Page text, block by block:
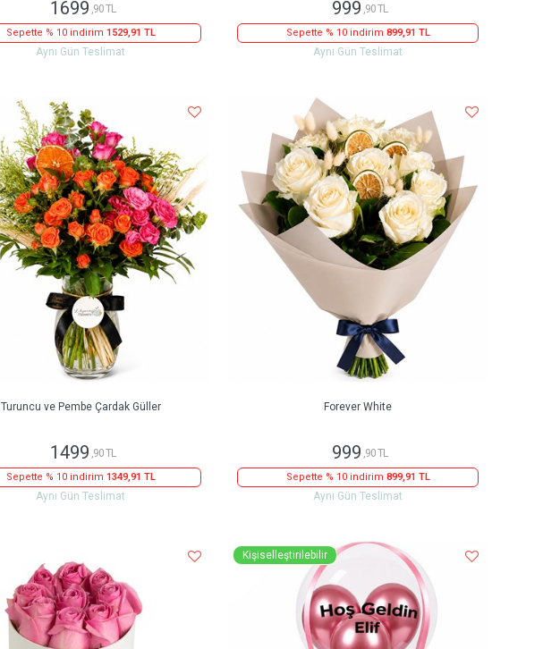
1699 ,90 TL
Sepette % 10 indirim 1529,91 TL
Aynı Gün Teslimat
999 ,90 TL
Sepette % 10 indirim 899,91 TL
Aynı Gün Teslimat
Turuncu ve Pembe Çardak Güller
1499 ,90 TL
Sepette % 10 indirim 1349,91 TL
Aynı Gün Teslimat
Forever White
999 ,90 TL
Sepette % 10 indirim 899,91 TL
Aynı Gün Teslimat
Kişiselleştirilebilir